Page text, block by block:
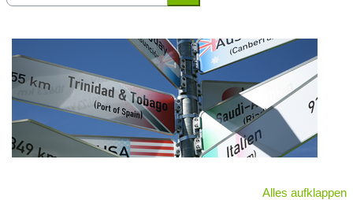
Kurse suchen
Alles aufklappen